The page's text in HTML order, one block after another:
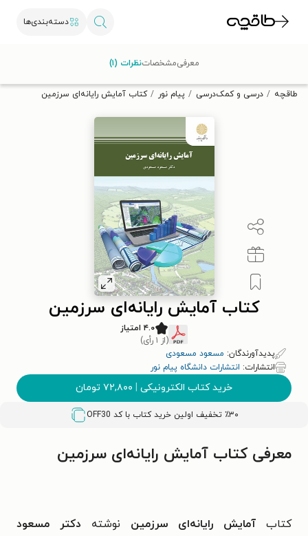
دسته‌بندی‌ها
تخفیف از طاقچه دریافت کن.
طاقچه درسی و کمک‌درسی پیام نور کتاب آمایش رایانه‌ای سرزمین
کتاب آمایش رایانه‌ای سرزمین
۴.۰ امتیاز
(از ۱ رأی)
پدیدآورندگان: مسعود مسعودی
انتشارات: انتشارات دانشگاه پیام نور
خرید کتاب الکترونیکی | ۷۲,۸۰۰ تومان
٪۳۰ تخفیف اولین خرید کتاب با کد OFF30
معرفیمشخصاتنظرات (۱)
معرفی کتاب آمایش رایانه‌ای سرزمین
کتاب آمایش رایانه‌ای سرزمین نوشته دکتر مسعود